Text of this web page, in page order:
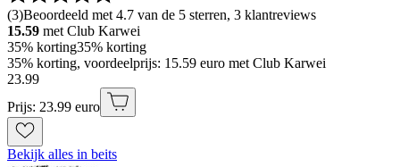
(3)Beoordeeld met 4.7 van de 5 sterren, 3 klantreviews
15.59 met Club Karwei
35% korting35% korting
35% korting, voordeelprijs: 15.59 euro met Club Karwei
23.99
Prijs: 23.99 euro
Bekijk alles in beits